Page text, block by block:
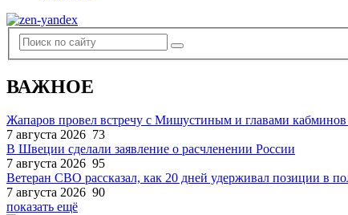
ВАЖНОЕ
Жапаров провел встречу с Мишустиным и главами
7 августа 2026 73
В Швеции сделали заявление о расчленении России
7 августа 2026 95
Ветеран СВО рассказал, как 20 дней удерживал позиции в
7 августа 2026 90
показать ещё